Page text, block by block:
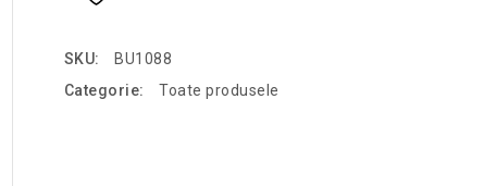
SKU:
BU1088
Categorie:
Toate produsele